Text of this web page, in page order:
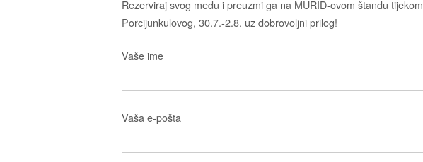
Rezerviraj svog medu i preuzmi ga na MURID-ovom štandu tijekom
Porcijunkulovog, 30.7.-2.8. uz dobrovoljni prilog!
Vaše ime
Vaša e-pošta